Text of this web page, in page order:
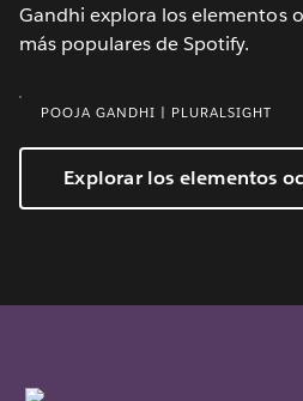
Gandhi explora los elementos
más populares de Spotify.
POOJA GANDHI | PLURALSIGHT
Explorar los elementos